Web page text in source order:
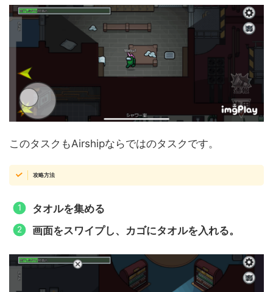
このタスクもAirshipならではのタスクです。
攻略方法
タオルを集める
画面をスワイプし、カゴにタオルを入れる。